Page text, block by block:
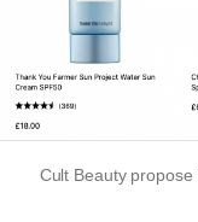
Cult Beauty